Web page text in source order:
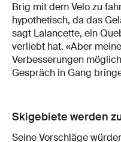
Brig mit dem Velo zu
hypothetisch, da das
sagt Lalancette, ein
verliebt hat. «Aber
Verbesserungen
Gespräch in Gang
Skigebiete werden
Seine Vorschläge